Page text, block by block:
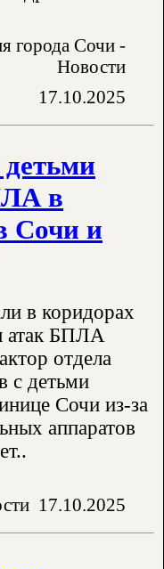
города Сочи -
Новости
17.10.2025
в
Сочи и
в коридорах
атак БПЛА
отдела
с детьми
Сочи из-за
аппаратов
17.10.2025